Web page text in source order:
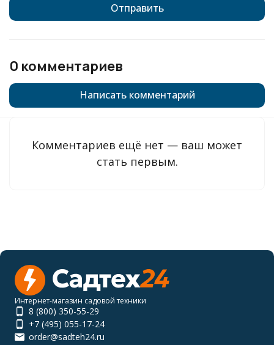
0 комментариев
Написать комментарий
Комментариев ещё нет — ваш может
стать первым.
Интернет-магазин садовой техники
8 (800) 350-55-29
+7 (495) 055-17-24
order@sadteh24.ru